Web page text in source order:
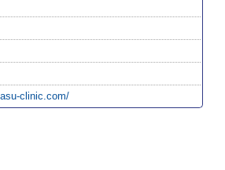
clinic.com/